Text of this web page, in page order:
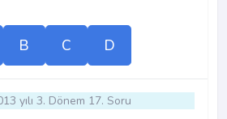
B C D
yılı 3. Dönem 17. Soru